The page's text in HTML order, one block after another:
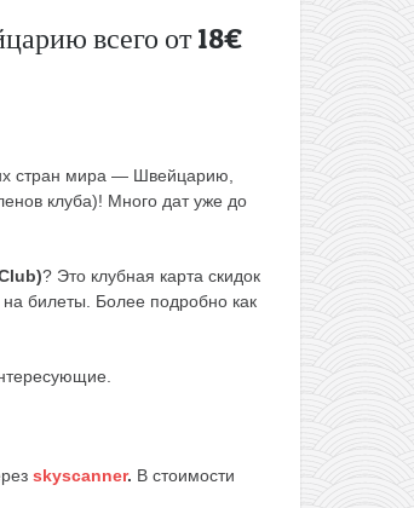
всего от 18€
стран мира — Швейцарию,
клуба)! Много дат уже до
? Это клубная карта скидок
билеты. Более подробно как
skyscanner. В стоимости